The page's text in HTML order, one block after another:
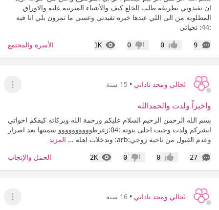
ان تفيدوني بطريقه طلب الخلع كيف والأشياء المترتبه عليه والاوراق
المطلوبه من الى اللي عندها خبره تفيدني وعسى ما تمرون بلي انا فيه
:44: تحياتي
9
التعليقات إعجاب0 عدم إعجاب
0
1K
المشاهدات الأسرة والمجتمع
لحالي ومحد ناداني • 15 سنة
عرض
واخيراً ولدت والحمدالله
بسم الله الرحمن الرحيم السلام عليكم ورحمة الله وبركاته كيفكم اخواتي
ابشركم ولدت وجبت احلى بنوته :04:زغرطوووووووووو سميتها بعد اصرار
وعدم القبول من ناحية زوجي:arb: وتدخلات اهله ...
المزيد
27
التعليقات إعجاب0 عدم إعجاب
0
2K
المشاهدات الحمل والإنجاب
لحالي ومحد ناداني • 16 سنة
عرض